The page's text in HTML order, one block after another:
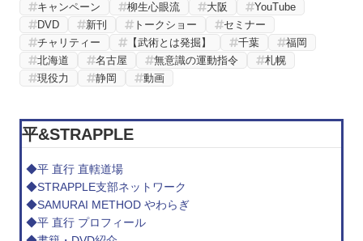
キャンペーン
柳生心眼流 大阪
YouTube
DVD
新刊 トークショー
セミナー
チャリティー
【武術とは発掘】 千葉
福岡
北海道
名古屋 無意識の運動指令
札幌
現役力
静岡 動画
平&STRAPPLE
◆平 直行 直轄道場
◆STRAPPLE支部ネットワーク
◆SAMURAI METHOD やわらぎ
◆平 直行 プロフィール